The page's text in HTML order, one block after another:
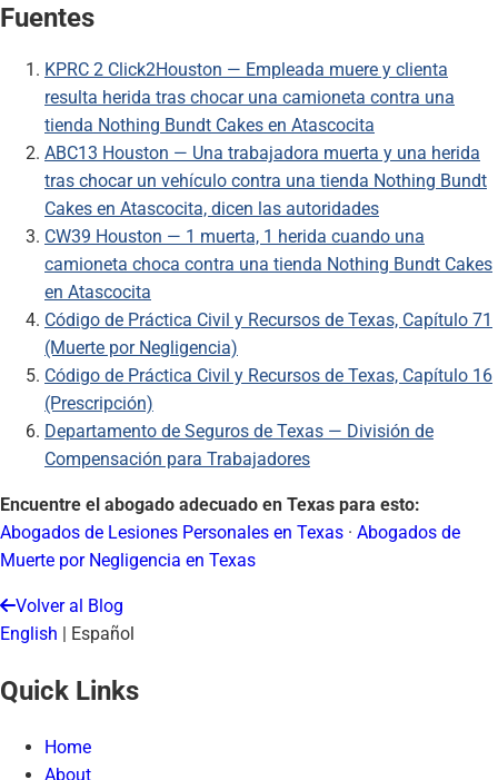
Fuentes
KPRC 2 Click2Houston — Empleada muere y clienta
resulta herida tras chocar una camioneta contra una
tienda Nothing Bundt Cakes en Atascocita
ABC13 Houston — Una trabajadora muerta y una herida
tras chocar un vehículo contra una tienda Nothing Bundt
Cakes en Atascocita, dicen las autoridades
CW39 Houston — 1 muerta, 1 herida cuando una
camioneta choca contra una tienda Nothing Bundt Cakes
en Atascocita
Código de Práctica Civil y Recursos de Texas, Capítulo 71
(Muerte por Negligencia)
Código de Práctica Civil y Recursos de Texas, Capítulo 16
(Prescripción)
Departamento de Seguros de Texas — División de
Compensación para Trabajadores
Encuentre el abogado adecuado en Texas para esto:
Abogados de Lesiones Personales en Texas · Abogados de
Muerte por Negligencia en Texas
Volver al Blog
English | Español
Quick Links
Home
About